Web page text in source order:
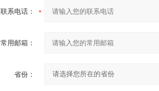
联系电话：
常用邮箱：
省份：